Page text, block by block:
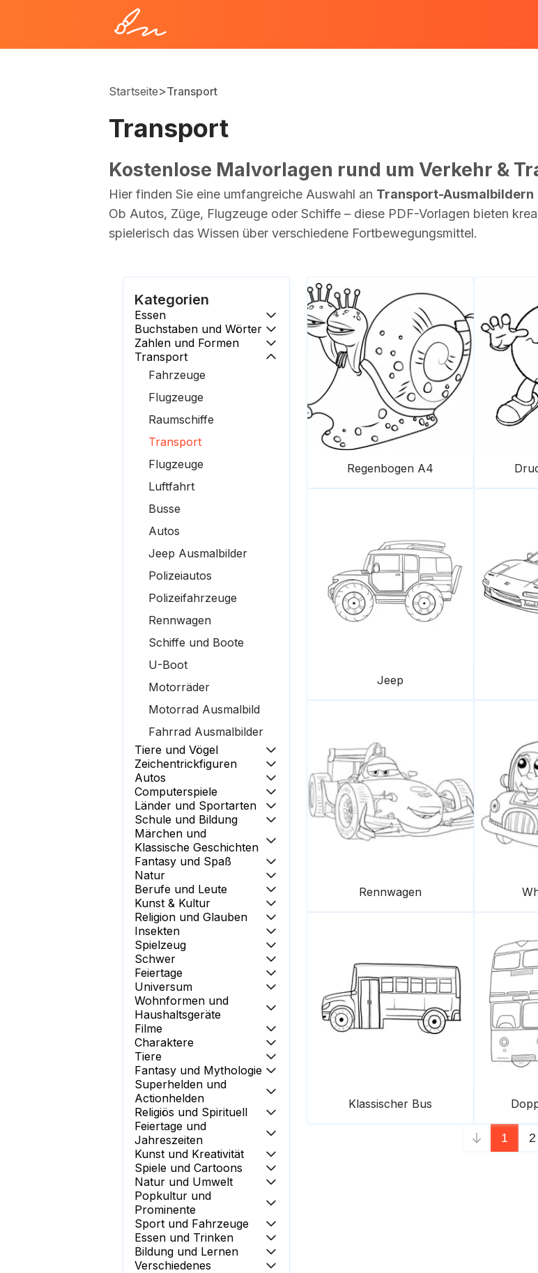
Startseite>Transport
Transport
Kostenlose Malvorlagen rund um Verkehr &
Hier finden Sie eine umfangreiche Auswahl an Transport-Ausmalbildern
Ob Autos, Züge, Flugzeuge oder Schiffe – diese PDF-Vorlagen bieten
spielerisch das Wissen über verschiedene Fortbewegungsmittel.
Kategorien
Essen
Buchstaben und Wörter
Zahlen und Formen
Transport
Fahrzeuge
Flugzeuge
Raumschiffe
Transport
Flugzeuge
Luftfahrt
Busse
Autos
Jeep Ausmalbilder
Polizeiautos
Polizeifahrzeuge
Rennwagen
Schiffe und Boote
U-Boot
Motorräder
Motorrad Ausmalbild
Fahrrad Ausmalbilder
Tiere und Vögel
Zeichentrickfiguren
Autos
Computerspiele
Länder und Sportarten
Schule und Bildung
Märchen und
Klassische Geschichten
Fantasy und Spaß
Natur
Berufe und Leute
Kunst & Kultur
Religion und Glauben
Insekten
Spielzeug
Schwer
Feiertage
Universum
Wohnformen und
Haushaltsgeräte
Filme
Charaktere
Tiere
Fantasy und Mythologie
Superhelden und
Actionhelden
Religiös und Spirituell
Feiertage und
Jahreszeiten
Kunst und Kreativität
Spiele und Cartoons
Natur und Umwelt
Popkultur und
Prominente
Sport und Fahrzeuge
Essen und Trinken
Bildung und Lernen
Verschiedenes
Regenbogen A4
Jeep
Rennwagen
Klassischer Bus
1 2